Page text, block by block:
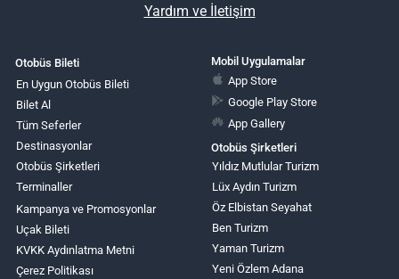
Yardım ve İletişim
Otobüs Bileti
En Uygun Otobüs Bileti
Bilet Al
Tüm Seferler
Destinasyonlar
Otobüs Şirketleri
Terminaller
Kampanya ve Promosyonlar
Uçak Bileti
KVKK Aydınlatma Metni
Çerez Politikası
Mobil Uygulamalar
App Store
Google Play Store
App Gallery
Otobüs Şirketleri
Yıldız Mutlular Turizm
Lüx Aydın Turizm
Öz Elbistan Seyahat
Ben Turizm
Yaman Turizm
Yeni Özlem Adana